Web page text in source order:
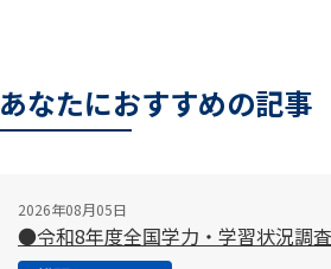
あなたにおすすめの記事
2026年08月05日
●令和8年度全国学力・学習状況調